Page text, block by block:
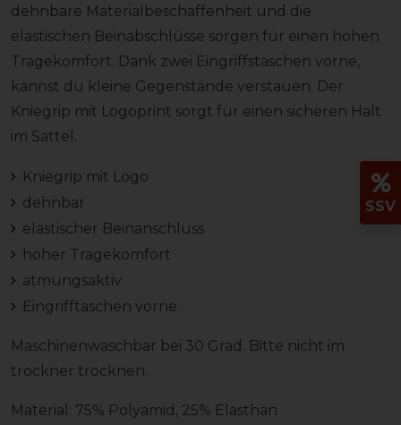
dehnbare Materialbeschaffenheit und die
elastischen Beinabschlüsse sorgen für einen hohen
Tragekomfort. Dank zwei Eingriffstaschen vorne,
kannst du kleine Gegenstände verstauen. Der
Kniegrip mit Logoprint sorgt für einen sicheren Halt
im Sattel.
Kniegrip mit Logo
dehnbar
elastischer Beinanschluss
hoher Tragekomfort
atmungsaktiv
Eingrifftaschen vorne
Maschinenwaschbar bei 30 Grad. Bitte nicht im
trockner trocknen.
Material: 75% Polyamid, 25% Elasthan
SSV